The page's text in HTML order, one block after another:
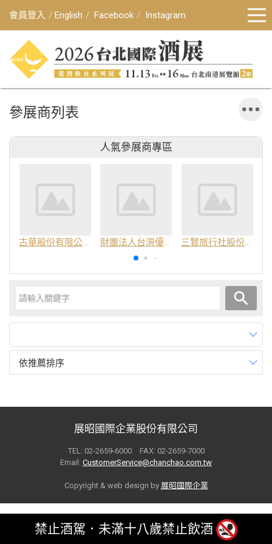
會員登入 English Facebook Instagram
參展商列表
人氣參展商專區
古華股份有限公司 財團法人台灣優良農產品發展協會 三賢旅行社股份有限公司
依推薦排序
展昭國際企業股份有限公司
TEL: 02-2659-6000 FAX: 02-2659-7000
Email: CustomerService@chanchao.com.tw
Copyright & web design by 展昭國際企業
禁止酒駕．未滿十八歲禁止飲酒